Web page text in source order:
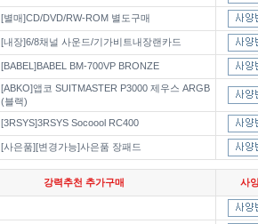
[별매]CD/DVD/RW-ROM 별도구매
[내장]6/8채널 사운드/기가비트내장랜카드
[BABEL]BABEL BM-700VP BRONZE
[ABKO]앱코 SUITMASTER P3000 제우스 ARGB
(블랙)
[3RSYS]3RSYS Socoool RC400
[사은품][변경가능]사은품 장패드
강력추천 추가구매 사